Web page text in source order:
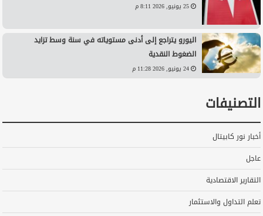
25 يونيو, 2026 8:11 م
اليورو يتراجع إلى أدنى مستوياته في سنة وسط تزايد
الضغوط النقدية
24 يونيو, 2026 11:28 م
التصنيفات
أخبار نور كابيتال
عاجل
التقارير الاقتصادية
تعلم التداول والاستثمار